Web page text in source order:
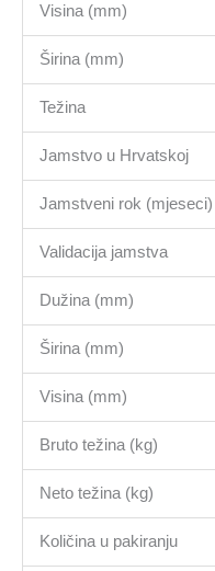
Visina (mm)
Širina (mm)
Težina
Jamstvo u Hrvatskoj
Jamstveni rok (mjeseci)
Validacija jamstva
Dužina (mm)
Širina (mm)
Visina (mm)
Bruto težina (kg)
Neto težina (kg)
Količina u pakiranju